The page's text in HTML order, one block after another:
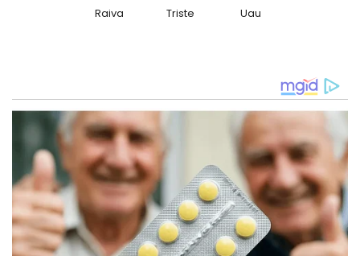
Raiva Triste Uau